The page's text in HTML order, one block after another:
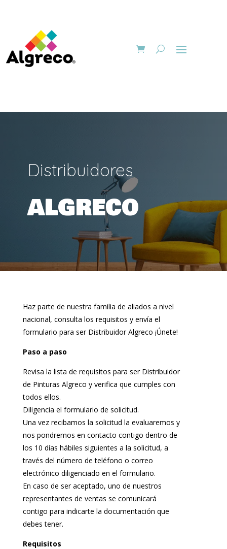
Distribuidores
ALGRECO
Haz parte de nuestra familia de aliados a nivel
nacional, consulta los requisitos y envía el
formulario para ser Distribuidor Algreco ¡Únete!
Paso a paso
Revisa la lista de requisitos para ser Distribuidor
de Pinturas Algreco y verifica que cumples con
todos ellos.
Diligencia el formulario de solicitud.
Una vez recibamos la solicitud la evaluaremos y
nos pondremos en contacto contigo dentro de
los 10 días hábiles siguientes a la solicitud, a
través del número de teléfono o correo
electrónico diligenciado en el formulario.
En caso de ser aceptado, uno de nuestros
representantes de ventas se comunicará
contigo para indicarte la documentación que
debes tener.
Requisitos